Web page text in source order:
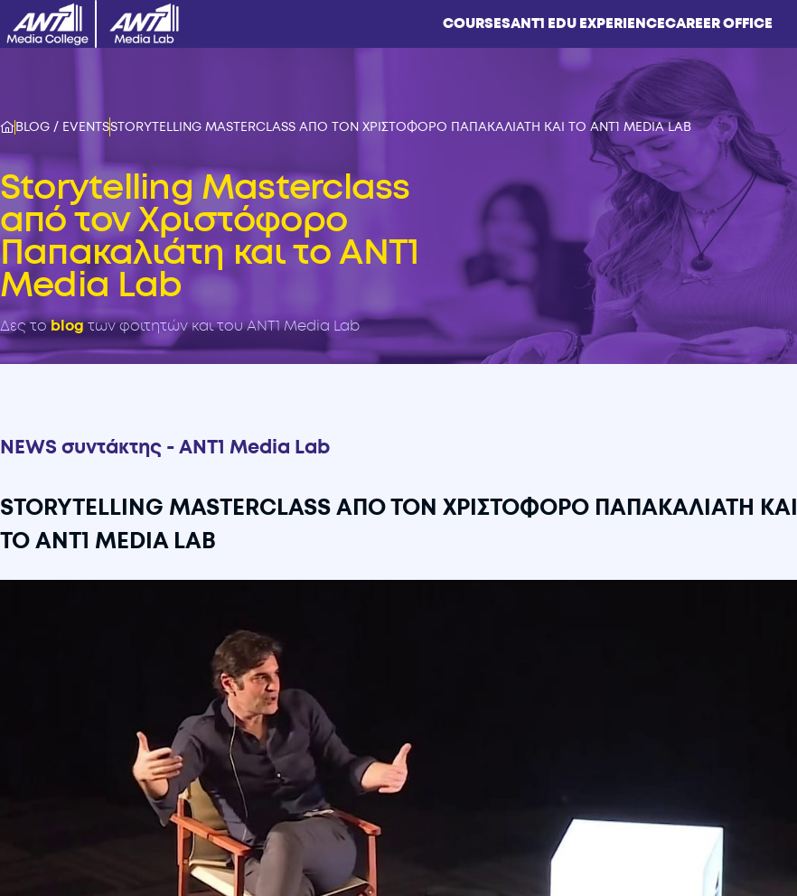
COURSESΑΝΤ1 EDU EXPERIENCECAREER OFFICE
BLOG / EVENTSSTORYTELLING MASTERCLASS ΑΠΟ ΤΟΝ ΧΡΙΣΤΟΦΟΡΟ ΠΑΠΑΚΑΛΙΑΤΗ ΚΑΙ ΤΟ ANT1 MEDIA LAB
Storytelling Masterclass
από τον Χριστόφορο
Παπακαλιάτη και το ANT1
Media Lab
Δες τοblogτων φοιτητών και του ANT1 Media Lab
NEWS συντάκτης - ANT1 Media Lab
STORYTELLING MASTERCLASS ΑΠΟ ΤΟΝ ΧΡΙΣΤΟΦΟΡΟ ΠΑΠΑΚΑΛΙΑΤΗ ΚΑΙ
ΤΟ ANT1 MEDIA LAB